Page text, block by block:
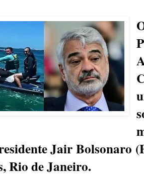
Jair Bolsonaro
Rio de Janeiro.